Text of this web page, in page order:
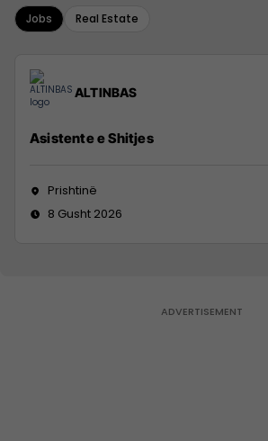
Jobs Real Estate
ALTINBAS
Asistente e Shitjes
Prishtinë
8 Gusht 2026